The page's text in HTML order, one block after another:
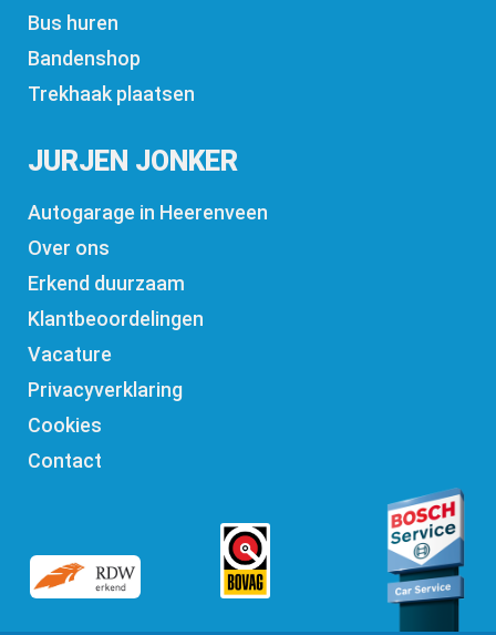
Bus huren
Bandenshop
Trekhaak plaatsen
JURJEN JONKER
Autogarage in Heerenveen
Over ons
Erkend duurzaam
Klantbeoordelingen
Vacature
Privacyverklaring
Cookies
Contact